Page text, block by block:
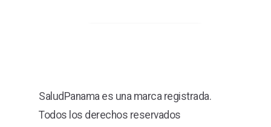
SaludPanama es una marca registrada.
Todos los derechos reservados